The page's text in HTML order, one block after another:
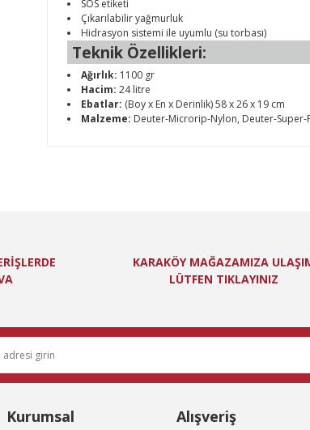
SOS etiketi
Çıkarılabilir yağmurluk
Hidrasyon sistemi ile uyumlu (su torbası)
Teknik Özellikleri:
Ağırlık: 1100 gr
Hacim: 24 litre
Ebatlar: (Boy x En x Derinlik) 58 x 26 x 19 cm
Malzeme: Deuter-Microrip-Nylon, Deuter-Super-
Ürün bilgilerinde hatalar bulunuyor.
KARAKÖY MAĞAZAMIZA
LÜTFEN TIKLAYINIZ
Kurumsal Alışveriş